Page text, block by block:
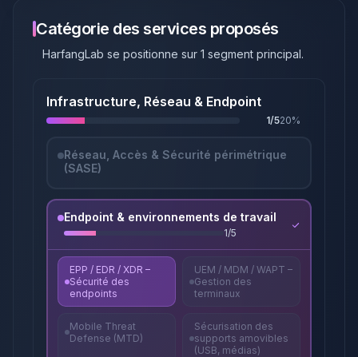
Catégorie des services proposés
HarfangLab se positionne sur 1 segment principal.
Infrastructure, Réseau & Endpoint
1/520%
Réseau, Accès & Sécurité périmétrique
(SASE)
Endpoint & environnements de travail
1/5
EPP / EDR / XDR –
Sécurité des
endpoints
UEM / MDM / WAPT –
Gestion des
terminaux
Mobile Threat
Defense (MTD)
Sécurisation des
supports amovibles
(USB, médias)